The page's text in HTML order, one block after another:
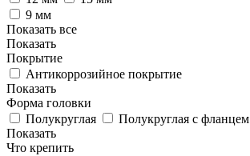
9 мм
Показать все
Показать
Покрытие
Антикоррозийное покрытие
Показать
Форма головки
Полукруглая
Полукруглая с фланцем
Показать
Что крепить